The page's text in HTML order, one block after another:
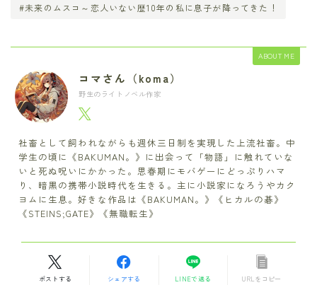
#未来のムスコ～恋人いない歴10年の私に息子が降ってきた！
ABOUT ME
コマさん（koma）
野生のライトノベル作家
社畜として飼われながらも週休三日制を実現した上流社畜。中
学生の頃に《BAKUMAN。》に出会って「物語」に触れていな
いと死ぬ呪いにかかった。思春期にモバゲーにどっぷりハマ
り、暗黒の携帯小説時代を生きる。主に小説家になろうやカク
ヨムに生息。好きな作品は《BAKUMAN。》《ヒカルの碁》
《STEINS;GATE》《無職転生》
ポストする シェアする LINEで送る URLをコピー